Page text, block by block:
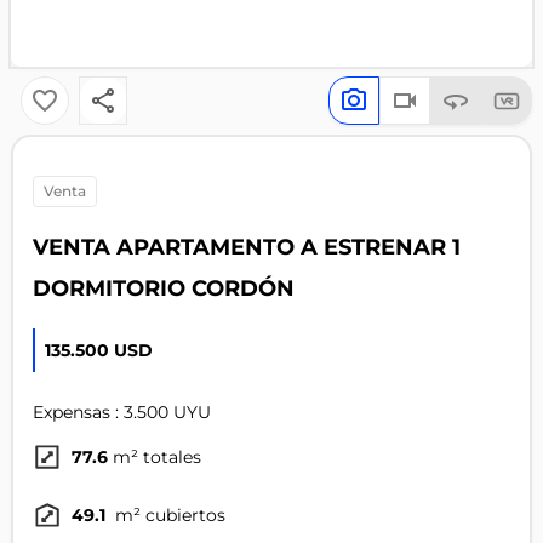
venta
VENTA APARTAMENTO A ESTRENAR 1
DORMITORIO CORDÓN
135.500 USD
Expensas : 3.500 UYU
77.6 m² totales
49.1 m² cubiertos